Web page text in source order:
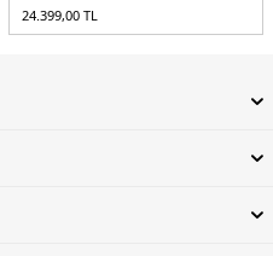
24.399,00 TL